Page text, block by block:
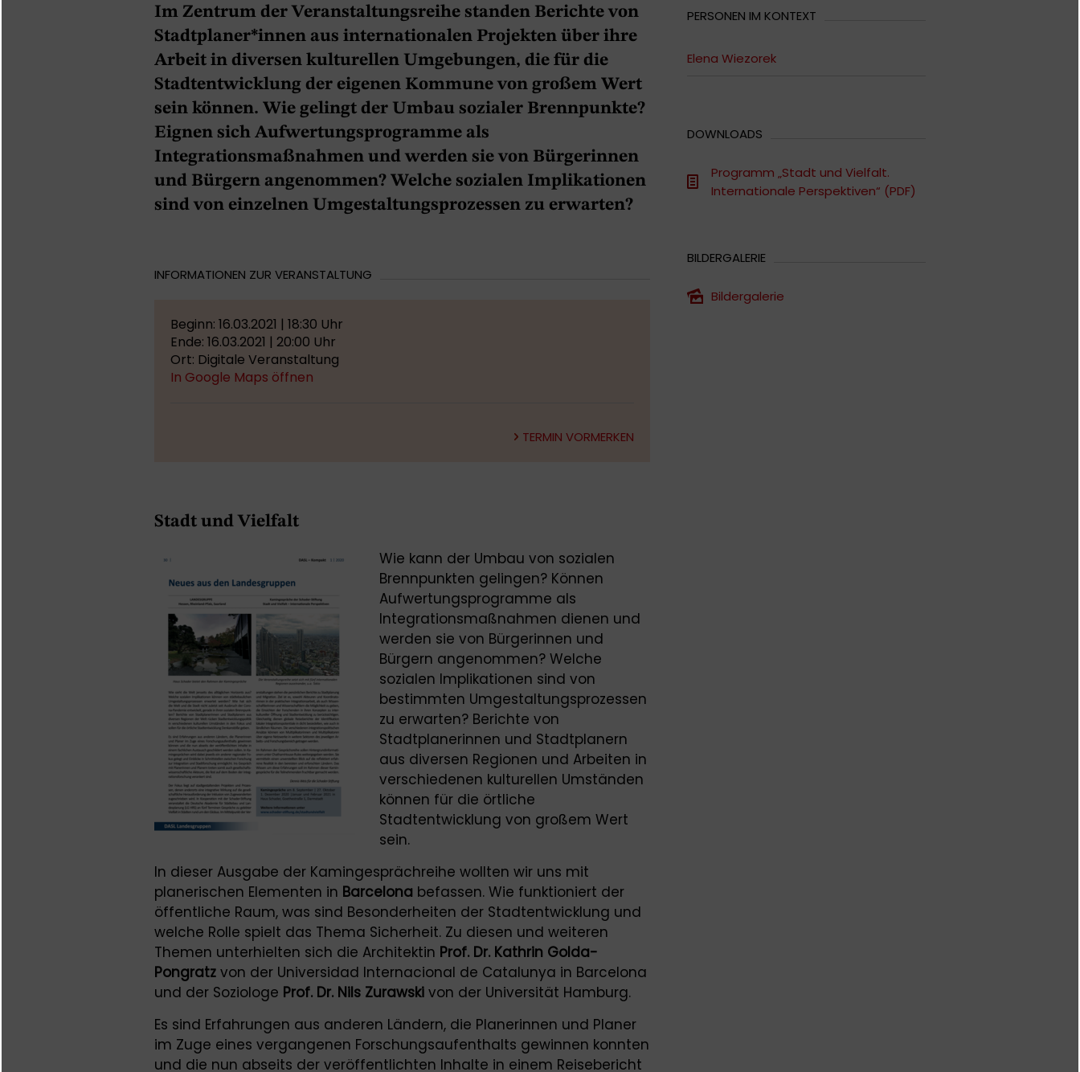
Im Zentrum der Veranstaltungsreihe standen Berichte von
Stadtplaner*innen aus internationalen Projekten über ihre
Arbeit in diversen kulturellen Umgebungen, die für die
Stadtentwicklung der eigenen Kommune von großem Wert
sein können. Wie gelingt der Umbau sozialer Brennpunkte?
Eignen sich Aufwertungsprogramme als
Integrationsmaßnahmen und werden sie von Bürgerinnen
und Bürgern angenommen? Welche sozialen Implikationen
sind von einzelnen Umgestaltungsprozessen zu erwarten?
INFORMATIONEN ZUR VERANSTALTUNG
Beginn: 16.03.2021 | 18:30 Uhr
Ende: 16.03.2021 | 20:00 Uhr
Ort: Digitale Veranstaltung
In Google Maps öffnen
TERMIN VORMERKEN
Stadt und Vielfalt
Wie kann der Umbau von sozialen
Brennpunkten gelingen? Können
Aufwertungsprogramme als
Integrationsmaßnahmen dienen und
werden sie von Bürgerinnen und
Bürgern angenommen? Welche
sozialen Implikationen sind von
bestimmten Umgestaltungsprozessen
zu erwarten? Berichte von
Stadtplanerinnen und Stadtplanern
aus diversen Regionen und Arbeiten in
verschiedenen kulturellen Umständen
können für die örtliche
Stadtentwicklung von großem Wert
sein.
In dieser Ausgabe der Kamingesprächreihe wollten wir uns mit
planerischen Elementen in Barcelona befassen. Wie funktioniert der
öffentliche Raum, was sind Besonderheiten der Stadtentwicklung und
welche Rolle spielt das Thema Sicherheit. Zu diesen und weiteren
Themen unterhielten sich die Architektin Prof. Dr. Kathrin Golda-
Pongratz von der Universidad Internacional de Catalunya in Barcelona
und der Soziologe Prof. Dr. Nils Zurawski von der Universität Hamburg.
Es sind Erfahrungen aus anderen Ländern, die Planerinnen und Planer
im Zuge eines vergangenen Forschungsaufenthalts gewinnen konnten
und die nun abseits der veröffentlichten Inhalte in einem Reisebericht
PERSONEN IM KONTEXT
Elena Wiezorek
DOWNLOADS
Programm „Stadt und Vielfalt.
Internationale Perspektiven“ (PDF)
BILDERGALERIE
Bildergalerie